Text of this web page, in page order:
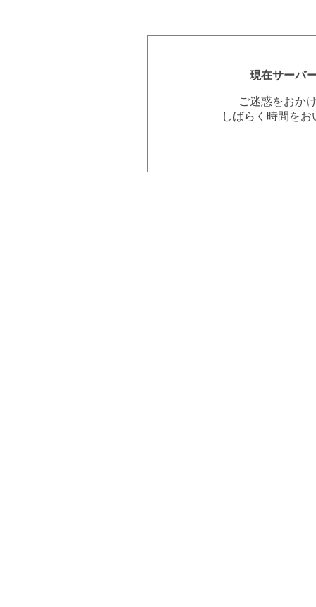
現在サーバ
ご迷惑をおか
しばらく時間を